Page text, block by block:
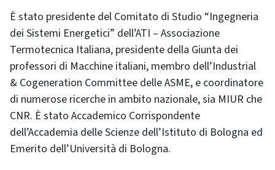
È stato presidente del Comitato di Studio “Ingegneria
dei Sistemi Energetici” dell’ATI – Associazione
Termotecnica Italiana, presidente della Giunta dei
professori di Macchine italiani, membro dell’Industrial
& Cogeneration Committee delle ASME, e coordinatore
di numerose ricerche in ambito nazionale, sia MIUR che
CNR. È stato Accademico Corrispondente
dell’Accademia delle Scienze dell’Istituto di Bologna ed
Emerito dell’Università di Bologna.